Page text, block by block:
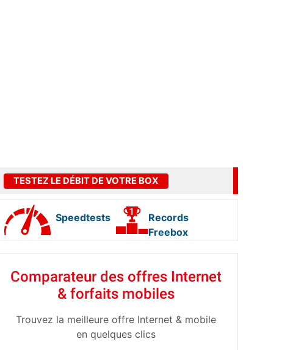
TESTEZ LE DÉBIT DE VOTRE BOX
Speedtests
Records
Freebox
Comparateur des offres Internet
& forfaits mobiles
Trouvez la meilleure offre Internet & mobile
en quelques clics